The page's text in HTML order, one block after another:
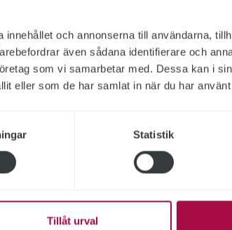
och annonserna till användarna,
även sådana identifierare och
som vi samarbetar med. Dessa kan i
eller som de har samlat in när du har
Statistik
Tillåt urval